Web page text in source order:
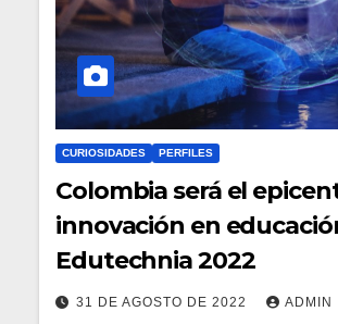
CURIOSIDADES PERFILES
Colombia será el
innovación en
Edutechnia 2022
31 DE AGOSTO DE 2022 ADMIN